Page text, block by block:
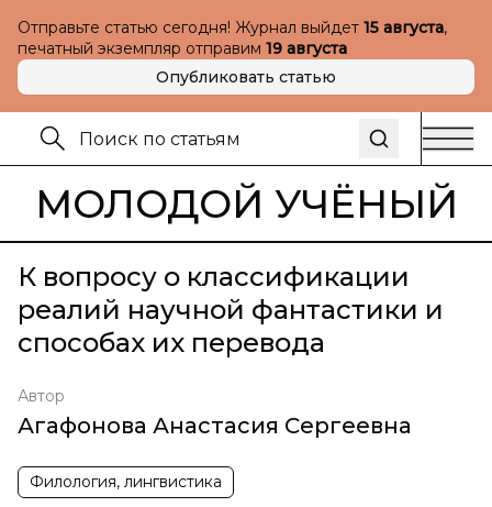
Отправьте статью сегодня! Журнал выйдет 15 августа,
печатный экземпляр отправим 19 августа
Опубликовать статью
МОЛОДОЙ УЧЁНЫЙ
К вопросу о классификации
реалий научной фантастики и
способах их перевода
Автор
Агафонова Анастасия Сергеевна
Филология, лингвистика